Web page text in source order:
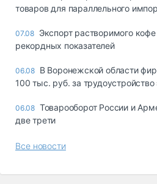
товаров для параллельного
07.08 Экспорт растворимого
рекордных показателей
06.08 В Воронежской области
100 тыс. руб. за
06.08 Товарооборот России и
две трети
Все новости